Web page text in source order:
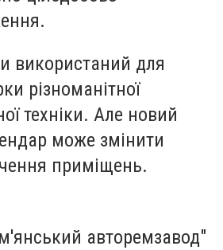
використаний для
різноманітної
техніки. Але новий
може змінити
приміщень.
авторемзавод"